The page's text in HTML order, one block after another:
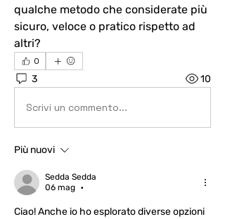
qualche metodo che considerate più
sicuro, veloce o pratico rispetto ad
altri?
0
3 10
Scrivi un commento...
Più nuovi
Sedda Sedda
06 mag
•
Ciao! Anche io ho esplorato diverse opzioni